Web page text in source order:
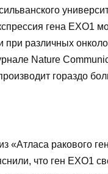
гена EXO1
различных
Nature
гораздо
«Атласа ракового
что ген EXO1